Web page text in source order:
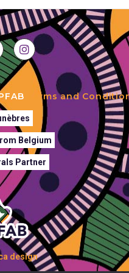
Terms and
Belgium
Partner
design